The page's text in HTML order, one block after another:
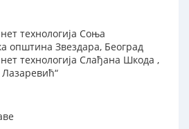
технологија Соња
општина Звездара, Београд
технологија Слађана Шкода ,